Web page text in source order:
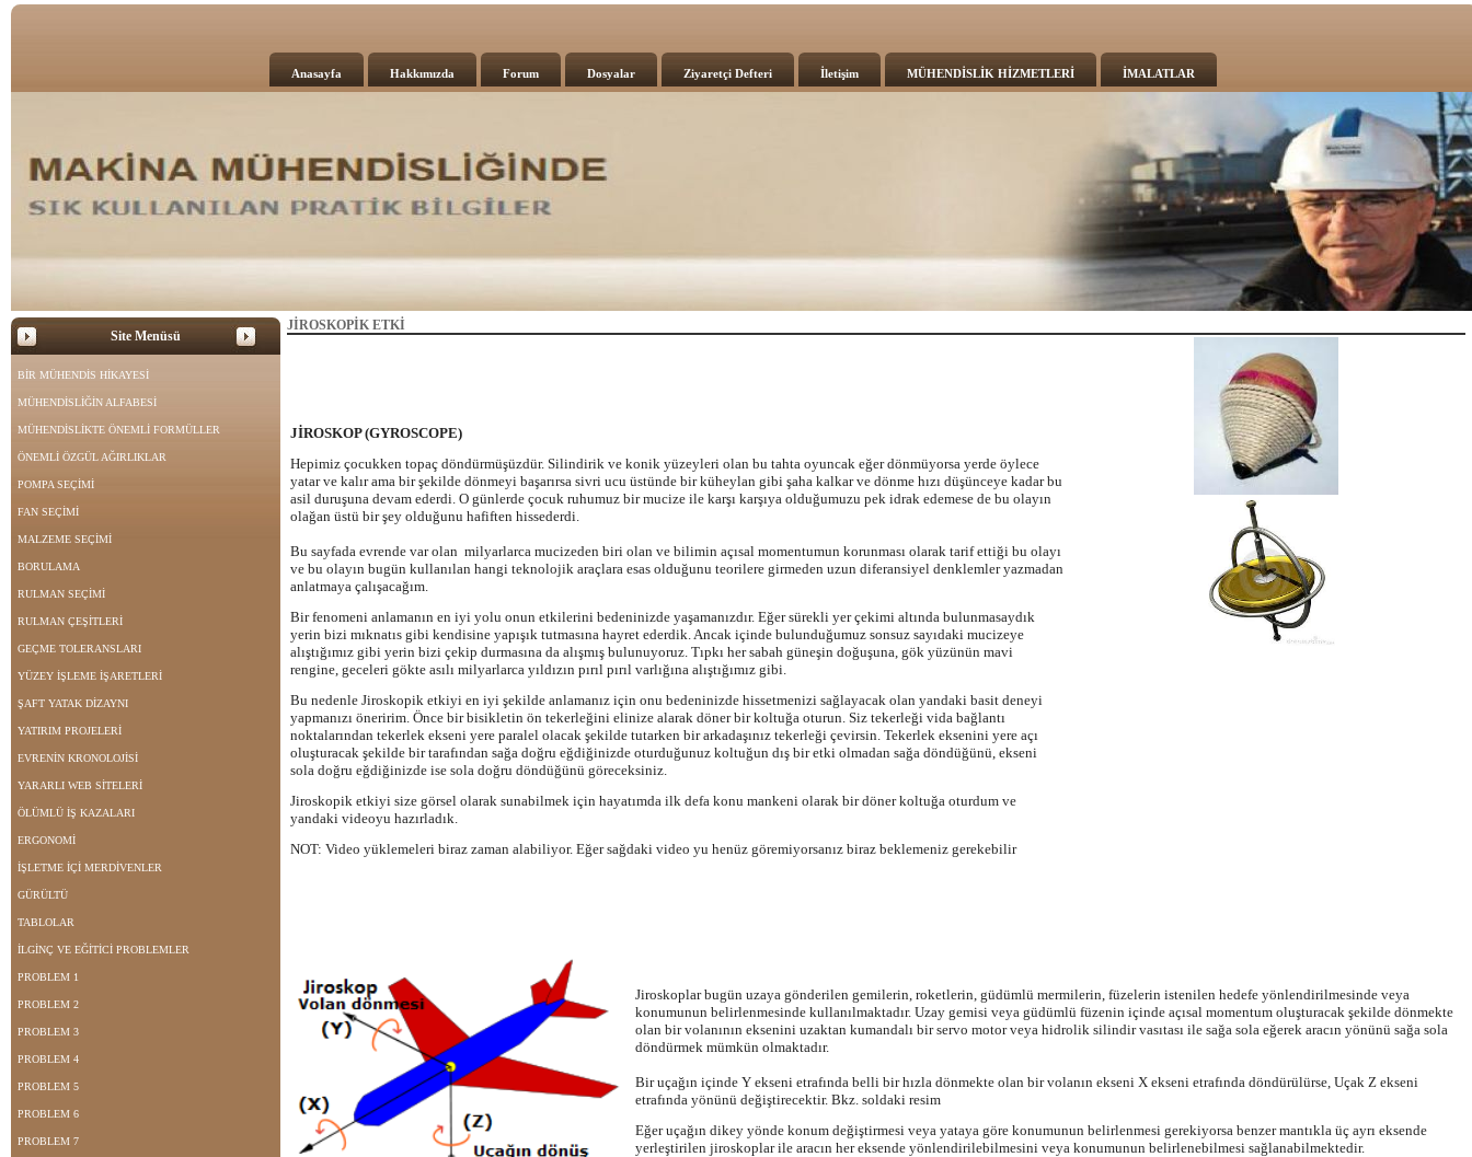
Anasayfa Hakkımızda Forum Dosyalar Ziyaretçi Defteri İletişim MÜHENDİSLİK HİZMETLERİ İMALATLAR
Site Menüsü
BİR MÜHENDİS HİKAYESİ
MÜHENDİSLİĞİN ALFABESİ
MÜHENDİSLİKTE ÖNEMLİ FORMÜLLER
ÖNEMLİ ÖZGÜL AĞIRLIKLAR
POMPA SEÇİMİ
FAN SEÇİMİ
MALZEME SEÇİMİ
BORULAMA
RULMAN SEÇİMİ
RULMAN ÇEŞİTLERİ
GEÇME TOLERANSLARI
YÜZEY İŞLEME İŞARETLERİ
ŞAFT YATAK DİZAYNI
YATIRIM PROJELERİ
EVRENİN KRONOLOJİSİ
YARARLI WEB SİTELERİ
ÖLÜMLÜ İŞ KAZALARI
ERGONOMİ
İŞLETME İÇİ MERDİVENLER
GÜRÜLTÜ
TABLOLAR
İLGİNÇ VE EĞİTİCİ PROBLEMLER
PROBLEM 1
PROBLEM 2
PROBLEM 3
PROBLEM 4
PROBLEM 5
PROBLEM 6
PROBLEM 7
JİROSKOPİK ETKİ
JİROSKOP (GYROSCOPE)
Hepimiz çocukken topaç döndürmüşüzdür. Silindirik ve konik yüzeyleri olan bu tahta oyuncak eğer dönmüyorsa yerde öylece
yatar ve kalır ama bir şekilde dönmeyi başarırsa sivri ucu üstünde bir küheylan gibi şaha kalkar ve dönme hızı düşünceye kadar bu
asil duruşuna devam ederdi. O günlerde çocuk ruhumuz bir mucize ile karşı karşıya olduğumuzu pek idrak edemese de bu olayın
olağan üstü bir şey olduğunu hafiften hissederdi.
Bu sayfada evrende var olan milyarlarca mucizeden biri olan ve bilimin açısal momentumun korunması olarak tarif ettiği bu olayı
ve bu olayın bugün kullanılan hangi teknolojik araçlara esas olduğunu teorilere girmeden uzun diferansiyel denklemler yazmadan
anlatmaya çalışacağım.
Bir fenomeni anlamanın en iyi yolu onun etkilerini bedeninizde yaşamanızdır. Eğer sürekli yer çekimi altında bulunmasaydık
yerin bizi mıknatıs gibi kendisine yapışık tutmasına hayret ederdik. Ancak içinde bulunduğumuz sonsuz sayıdaki mucizeye
alıştığımız gibi yerin bizi çekip durmasına da alışmış bulunuyoruz. Tıpkı her sabah güneşin doğuşuna, gök yüzünün mavi
rengine, geceleri gökte asılı milyarlarca yıldızın pırıl pırıl varlığına alıştığımız gibi.
Bu nedenle Jiroskopik etkiyi en iyi şekilde anlamanız için onu bedeninizde hissetmenizi sağlayacak olan yandaki basit deneyi
yapmanızı öneririm. Önce bir bisikletin ön tekerleğini elinize alarak döner bir koltuğa oturun. Siz tekerleği vida bağlantı
noktalarından tekerlek ekseni yere paralel olacak şekilde tutarken bir arkadaşınız tekerleği çevirsin. Tekerlek eksenini yere açı
oluşturacak şekilde bir tarafından sağa doğru eğdiğinizde oturduğunuz koltuğun dış bir etki olmadan sağa döndüğünü, ekseni
sola doğru eğdiğinizde ise sola doğru döndüğünü göreceksiniz.
Jiroskopik etkiyi size görsel olarak sunabilmek için hayatımda ilk defa konu mankeni olarak bir döner koltuğa oturdum ve
yandaki videoyu hazırladık.
NOT: Video yüklemeleri biraz zaman alabiliyor. Eğer sağdaki video yu henüz göremiyorsanız biraz beklemeniz gerekebilir
Jiroskoplar bugün uzaya gönderilen gemilerin, roketlerin, güdümlü mermilerin, füzelerin istenilen hedefe yönlendirilmesinde veya
konumunun belirlenmesinde kullanılmaktadır. Uzay gemisi veya güdümlü füzenin içinde açısal momentum oluşturacak şekilde dönmekte
olan bir volanının eksenini uzaktan kumandalı bir servo motor veya hidrolik silindir vasıtası ile sağa sola eğerek aracın yönünü sağa sola
döndürmek mümkün olmaktadır.
Bir uçağın içinde Y ekseni etrafında belli bir hızla dönmekte olan bir volanın ekseni X ekseni etrafında döndürülürse, Uçak Z ekseni
etrafında yönünü değiştirecektir. Bkz. soldaki resim
Eğer uçağın dikey yönde konum değiştirmesi veya yataya göre konumunun belirlenmesi gerekiyorsa benzer mantıkla üç ayrı eksende
yerleştirilen jiroskoplar ile aracın her eksende yönlendirilebilmesini veya konumunun belirlenebilmesi sağlanabilmektedir.